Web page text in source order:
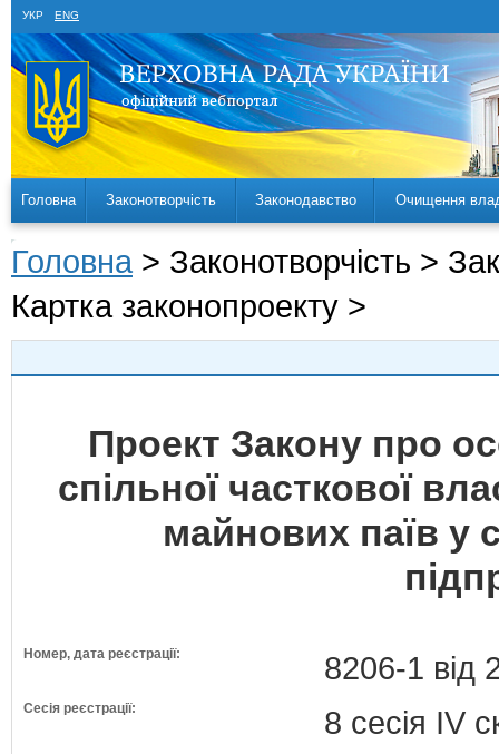
УКР ENG
Головна Законотворчість Законодавство Очищення
Головна > Законотворчість >
Картка законопроекту >
Проект Закону про
спільної часткової
майнових паїв у
Номер, дата реєстрації: 8206-1 від
Сесія реєстрації: 8 сесія IV